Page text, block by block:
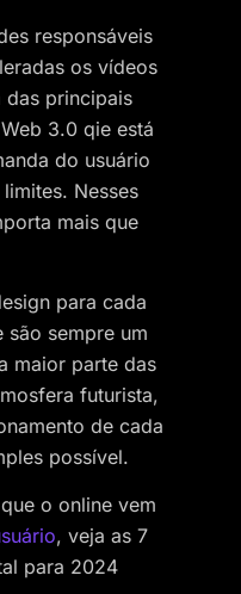
responsáveis
os vídeos
das principais
3.0 qie está
do usuário
Nesses
mais que
para cada
sempre um
maior parte das
futurista,
de cada
possível.
o online vem
, veja as 7
para 2024